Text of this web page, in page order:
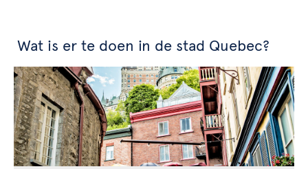
Wat is er te doen in de stad Quebec?